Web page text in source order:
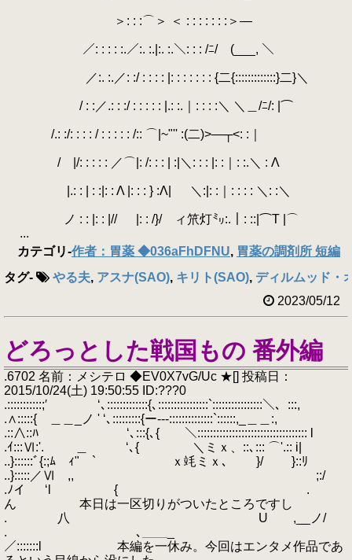
＞: : :⌒＞ ＜ : : : : : : :＞―
／: : : : :.／:. :.|:. :.＼: : : /ﾆ/￣(___, ＼
／:. :.／: :/ : : : : |: : : : : : : {二{:::::::::::::}二}＼
/ : :／.: : :/ : : : : : |.: :.｜: : : :＼ ＼＿/ﾆ/: |⌒
/.: :/: : : : / : : : : : /:: ⌒|~"'' :(二)>―┬<: :｜
/ |/: : : : : ／⌒|: /: : : | :|＼: : : |: :｜: :.＼ : Λ
|.: : | : :|: : Λ |: : : } :Λ| ＼:|: :｜: : : : ＼: :＼
ノ : : |: : |// |: : /}/ ィ笊灯㍉:.｜: ::|⌒Τ |⌒
...
カテゴリ-作者：胃薬 ◆036aFhDFNU, 胃薬の調剤所 短編
タグ- やる夫, アスナ(SAO), キリト(SAO), ディルムッド・
2023/05/12
どろっとした戦国もの 番外編
.6702 名前：メシテロ ◆EV0X7vG/Uc ★[] 投稿日：
2015/10/24(土) 19:50:55 ID:???0
.:::::::::::;′ ‘､:::::::::::::{､::::::::::::::::`::::::::::::::::＼、:::,
.∧:::::{ ＿＿_ノ ' ‘､:::::::::{ー---::::::::::::::`::::::,_＿＿:,
.::∧::ﾊ ‘､:::{､{ ＼::::::::::::::::::::::::::::::::::: l
.ｲ:::Ⅵ:'. ＿ ‘､{ ＼ミｘ、::､::: ⌒'.:: i|
..}::::::ﾞ{:;ﾑ ｨ"￣` ｘ竓ミｘ､ ￣}/ }::ﾘ
..}:::::／Ⅵ ,, ;:/
.ﾉイ ‘l { .
ん 本日は一区切りがついたところですし
. 八 U ,__ノ/
. ､＿＿_
／:::::::l 本編を一休み。今回はエンタメ作品であ